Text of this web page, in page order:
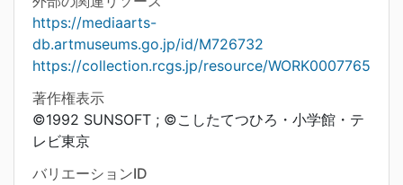
https://mediaarts-
db.artmuseums.go.jp/id/M726732
https://collection.rcgs.jp/resource/WORK0007765
著作権表示
©1992 SUNSOFT ; ©こしたてつひろ・小学館・テ
レビ東京
バリエーションID